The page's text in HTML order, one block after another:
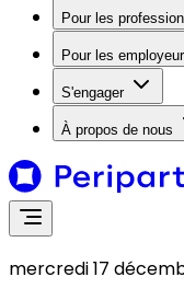
Pour les
Pour les
S'engager
À propos de nous
mercredi 17